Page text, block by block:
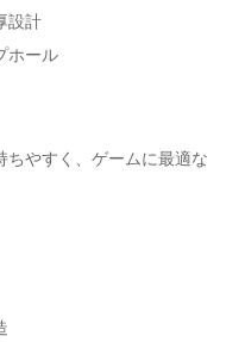
設計
ホール
ちやすく、ゲームに最適な